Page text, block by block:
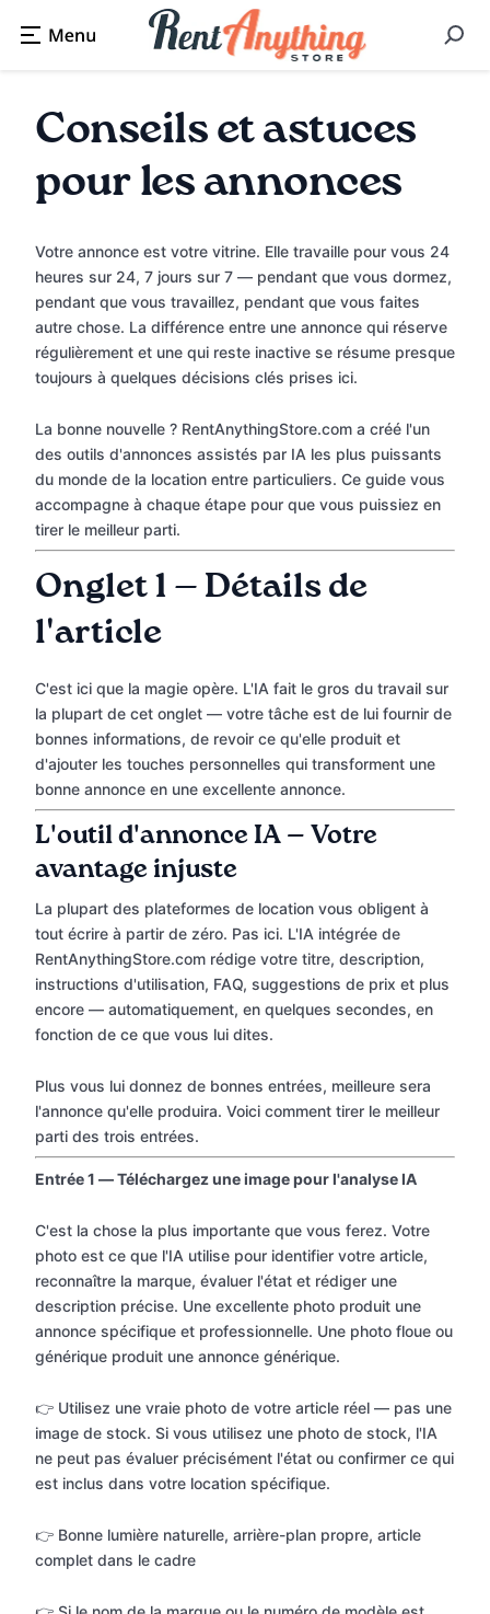
Conseils et astuces
pour les annonces
Votre annonce est votre vitrine. Elle travaille pour vous 24
heures sur 24, 7 jours sur 7 — pendant que vous dormez,
pendant que vous travaillez, pendant que vous faites
autre chose. La différence entre une annonce qui réserve
régulièrement et une qui reste inactive se résume presque
toujours à quelques décisions clés prises ici.
La bonne nouvelle ? RentAnythingStore.com a créé l'un
des outils d'annonces assistés par IA les plus puissants
du monde de la location entre particuliers. Ce guide vous
accompagne à chaque étape pour que vous puissiez en
tirer le meilleur parti.
Onglet 1 — Détails de
l'article
C'est ici que la magie opère. L'IA fait le gros du travail sur
la plupart de cet onglet — votre tâche est de lui fournir de
bonnes informations, de revoir ce qu'elle produit et
d'ajouter les touches personnelles qui transforment une
bonne annonce en une excellente annonce.
L'outil d'annonce IA — Votre
avantage injuste
La plupart des plateformes de location vous obligent à
tout écrire à partir de zéro. Pas ici. L'IA intégrée de
RentAnythingStore.com rédige votre titre, description,
instructions d'utilisation, FAQ, suggestions de prix et plus
encore — automatiquement, en quelques secondes, en
fonction de ce que vous lui dites.
Plus vous lui donnez de bonnes entrées, meilleure sera
l'annonce qu'elle produira. Voici comment tirer le meilleur
parti des trois entrées.
Entrée 1 — Téléchargez une image pour l'analyse IA
C'est la chose la plus importante que vous ferez. Votre
photo est ce que l'IA utilise pour identifier votre article,
reconnaître la marque, évaluer l'état et rédiger une
description précise. Une excellente photo produit une
annonce spécifique et professionnelle. Une photo floue ou
générique produit une annonce générique.
👉 Utilisez une vraie photo de votre article réel — pas une
image de stock. Si vous utilisez une photo de stock, l'IA
ne peut pas évaluer précisément l'état ou confirmer ce qui
est inclus dans votre location spécifique.
👉 Bonne lumière naturelle, arrière-plan propre, article
complet dans le cadre